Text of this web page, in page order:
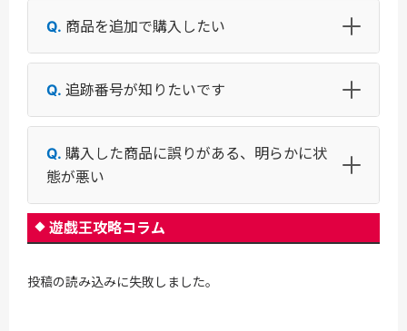
商品を追加で購入したい
追跡番号が知りたいです
購入した商品に誤りがある、明らかに状
態が悪い
遊戯王攻略コラム
投稿の読み込みに失敗しました。